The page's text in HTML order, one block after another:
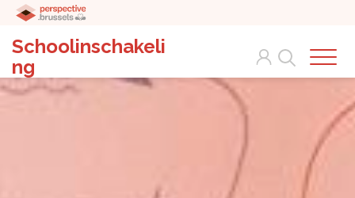
Schoolinschakeli
ng
Search